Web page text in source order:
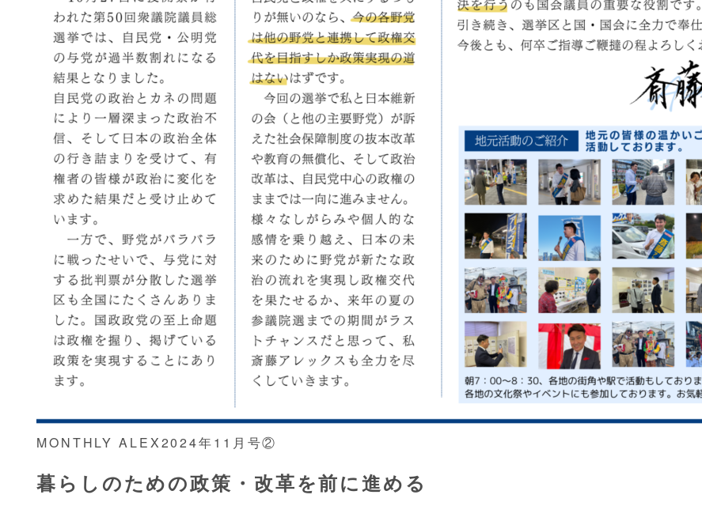
MONTHLY ALEX2024年11月号②
暮らしのための政策・改革を前に進める